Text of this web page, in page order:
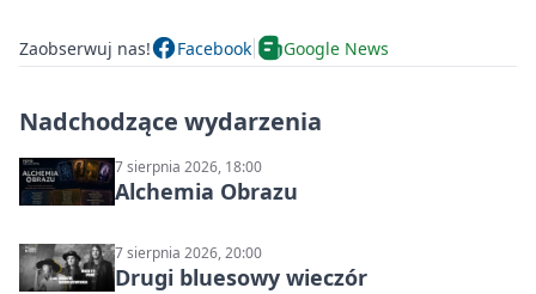
Zaobserwuj nas! Facebook Google News
Nadchodzące wydarzenia
7 sierpnia 2026, 18:00
Alchemia Obrazu
7 sierpnia 2026, 20:00
Drugi bluesowy wieczór